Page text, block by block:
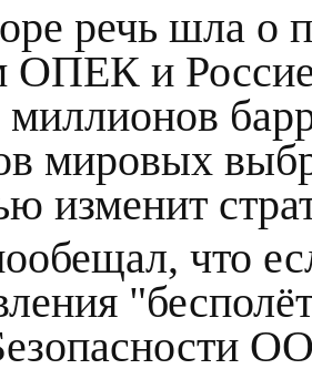
речь шла о
ОПЕК и
миллионов
мировых
изменит
что